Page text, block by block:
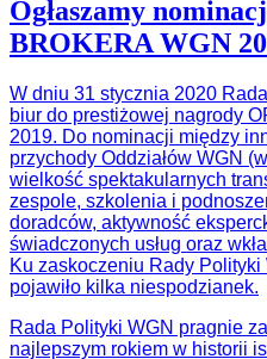
Ogłaszamy
BROKERA WGN
W dniu 31 stycznia 2020
biur do prestiżowej nagrody
2019. Do nominacji między
przychody Oddziałów WGN
wielkość spektakularnych
zespole, szkolenia i
doradców, aktywność
świadczonych usług oraz
Ku zaskoczeniu Rady
pojawiło kilka niespodzianek.
Rada Polityki WGN pragnie
najlepszym rokiem w historii